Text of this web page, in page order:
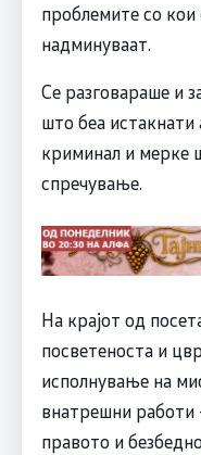
проблемите со кои
надминуваат.
Се разговараше и
што беа
криминал и мерке
спречување.
На крајот од
посветеноста и
исполнување на
внатрешни работи
правото и